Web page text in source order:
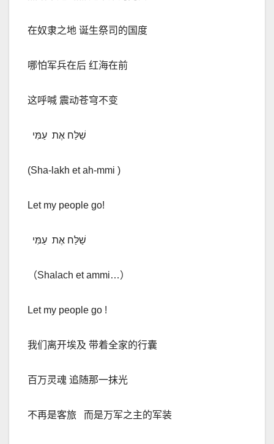
在奴隶之地 诞生祭司的国度
哪怕军兵在后 红海在前
这呼喊 震动苍穹不变
שַׁלַּח אֶת עַמִּי
(Sha-lakh et ah-mmi )
Let my people go!
שַׁלַּח אֶת עַמִּי
（Shalach et ammi…）
Let my people go !
我们离开埃及 带着全家的行囊
百万灵魂 追随那一抹光
不再是客旅 而是万军之主的军装